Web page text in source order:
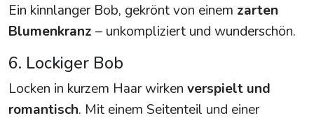
Ein kinnlanger Bob, gekrönt von einem zarten
Blumenkranz – unkompliziert und wunderschön.
6. Lockiger Bob
Locken in kurzem Haar wirken verspielt und
romantisch. Mit einem Seitenteil und einer